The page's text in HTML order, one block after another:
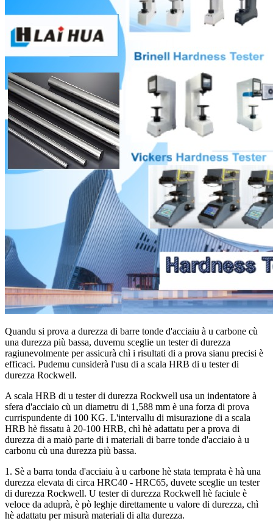
Quandu si prova a durezza di barre tonde d'acciaiu à u carbone cù
una durezza più bassa, duvemu sceglie un tester di durezza
ragiunevolmente per assicurà chì i risultati di a prova sianu precisi è
efficaci. Pudemu cunsiderà l'usu di a scala HRB di u tester di
durezza Rockwell.
A scala HRB di u tester di durezza Rockwell usa un indentatore à
sfera d'acciaio cù un diametru di 1,588 mm è una forza di prova
currispundente di 100 KG. L'intervallu di misurazione di a scala
HRB hè fissatu à 20-100 HRB, chì hè adattatu per a prova di
durezza di a maiò parte di i materiali di barre tonde d'acciaio à u
carbonu cù una durezza più bassa.
1. Sè a barra tonda d'acciaiu à u carbone hè stata temprata è hà una
durezza elevata di circa HRC40 - HRC65, duvete sceglie un tester
di durezza Rockwell. U tester di durezza Rockwell hè faciule è
veloce da aduprà, è pò leghje direttamente u valore di durezza, chì
hè adattatu per misurà materiali di alta durezza.